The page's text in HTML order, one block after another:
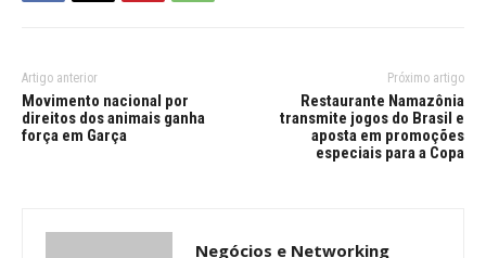
Artigo anterior
Movimento nacional por
direitos dos animais ganha
força em Garça
Próximo artigo
Restaurante Namazônia
transmite jogos do Brasil e
aposta em promoções
especiais para a Copa
Negócios e Networking